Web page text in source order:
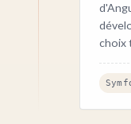
choix